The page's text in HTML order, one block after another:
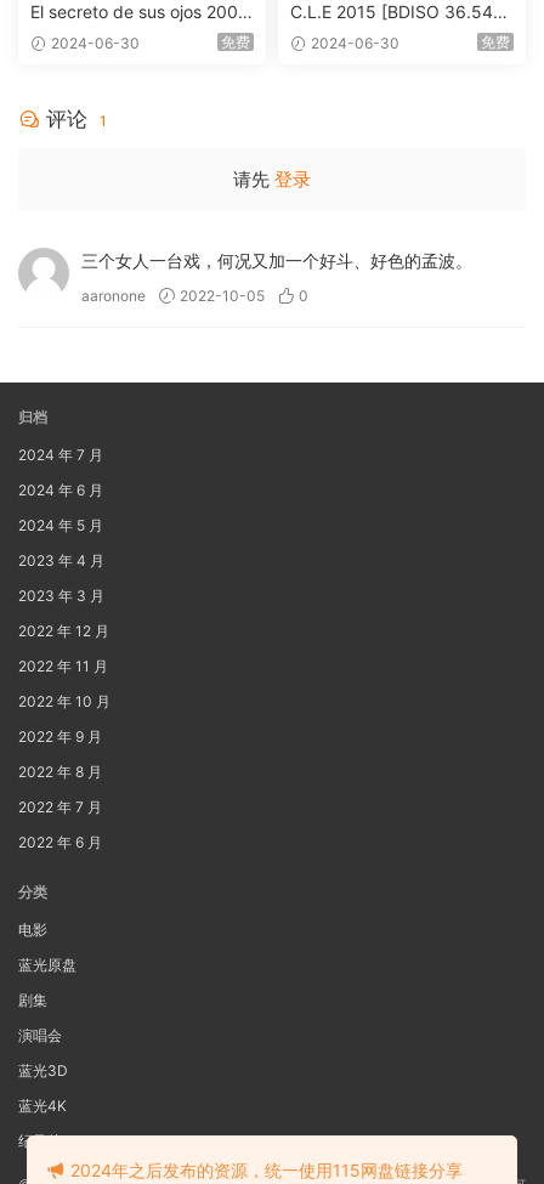
El secreto de sus ojos 2009
1080p Blu-ray AVC DTS-HD
2024-06-30 免费
C.L.E 2015 [BDISO 36.54G
B] 2024-06-30 免费
评论 1
请先 登录
三个女人一台戏，何况又加一个好斗、好色的孟波。
aaronone 2022-10-05 0
归档
2024 年 7 月
2024 年 6 月
2024 年 5 月
2023 年 4 月
2023 年 3 月
2022 年 12 月
2022 年 11 月
2022 年 10 月
2022 年 9 月
2022 年 8 月
2022 年 7 月
2022 年 6 月
分类
电影
蓝光原盘
剧集
演唱会
蓝光3D
蓝光4K
纪录片
2024年之后发布的资源，统一使用115网盘链接分享